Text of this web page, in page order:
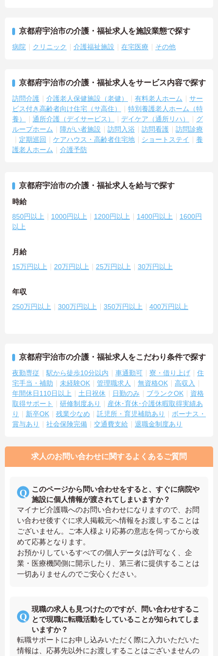
京都府宇治市の介護・福祉求人を施設業態で探す
病院 クリニック 介護福祉施設 在宅医療 その他
京都府宇治市の介護・福祉求人をサービス内容で探す
訪問介護 介護老人保健施設（老健） 有料老人ホーム
サー
ビス付き高齢者向け住宅（サ高住）
特別養護老人ホーム（特
養）
通所介護（デイサービス） デイケア（通所リハ）
グ
ループホーム
障がい者施設 訪問入浴 訪問看護
訪問診療
定期巡回
ケアハウス・高齢者住宅地 ショートステイ
養
護老人ホーム
介護予防
京都府宇治市の介護・福祉求人を給与で探す
時給
850円以上 1000円以上 1200円以上 1400円以上
1600円
以上
月給
15万円以上 20万円以上 25万円以上 30万円以上
年収
250万円以上 300万円以上 350万円以上 400万円以上
京都府宇治市の介護・福祉求人をこだわり条件で探す
夜勤専従 駅から徒歩10分以内 車通勤可 寮・借り上げ
住
宅手当・補助
未経験OK 管理職求人 無資格OK
高収入
年間休日110日以上
土日祝休 日勤のみ ブランクOK
資格
取得サポート
研修制度あり
産休･育休･介護休暇取得実績あ
り
新卒OK 残業少なめ 託児所・育児補助あり
ボーナス・
賞与あり
社会保険完備 交通費支給 退職金制度あり
求人のお問い合わせに関するよくあるご質問
このページから問い合わせをすると、すぐに病院や
施設に個人情報が渡されてしまいますか？
マイナビ介護職へのお問い合わせになりますので、お問
い合わせ後すぐに求人掲載元へ情報をお渡しすることは
ございません。ご本人様より応募の意志を伺ってから改
めて応募となります。
お預かりしているすべての個人データは許可なく、企
業・医療機関側に開示したり、第三者に提供することは
一切ありませんのでご安心ください。
現職の求人も見つけたのですが、問い合わせするこ
とで現職に転職活動をしていることが知られてしま
いますか？
転職サポートにお申し込みいただく際に入力いただいた
情報は、応募先以外にお渡しすることはございませんの